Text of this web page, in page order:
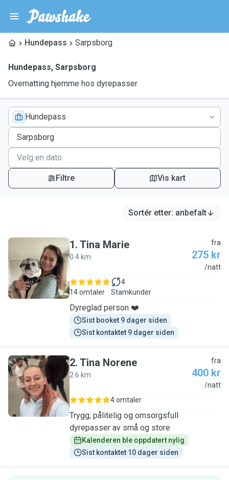
Hundepass Sarpsborg
Hundepass, Sarpsborg
Overnatting hjemme hos dyrepasser
Hundepass
Filtre Vis kart
Sortér etter: anbefalt
T
1. Tina Marie
0.4 km
fra
275 kr
/natt
14 omtaler
4
Stamkunder
Dyreglad person ❤️
Sist booket 9 dager siden
Sist kontaktet 9 dager siden
T
2. Tina Norene
2.6 km
fra
400 kr
/natt
4 omtaler
Trygg, pålitelig og omsorgsfull
dyrepasser av små og store
Kalenderen ble oppdatert nylig
Sist kontaktet 10 dager siden